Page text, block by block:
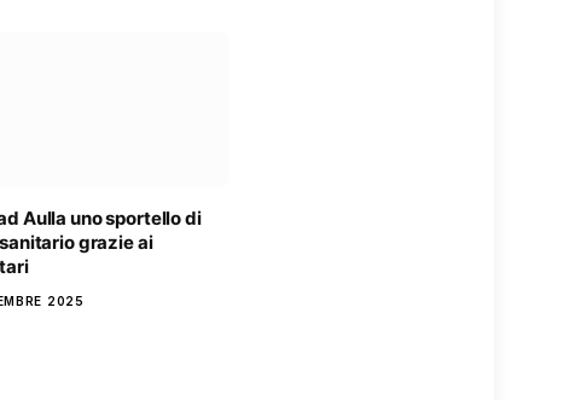
Aulla uno sportello di
grazie ai
2025